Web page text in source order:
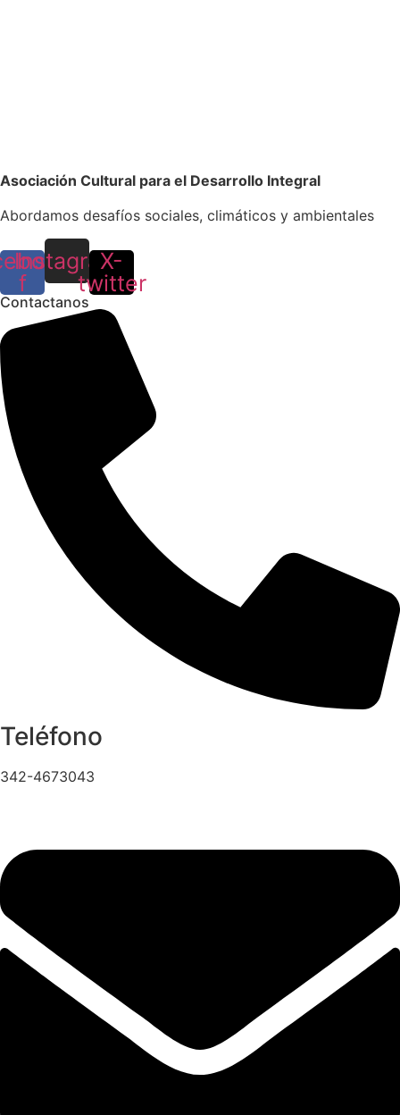
Asociación Cultural para el Desarrollo Integral
Abordamos desafíos sociales, climáticos y ambientales
f
Instagram
X-
twitter
Contactanos
Teléfono
342-4673043